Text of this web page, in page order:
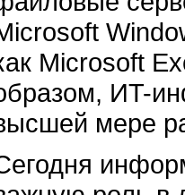
Microsoft
ИT-
мере